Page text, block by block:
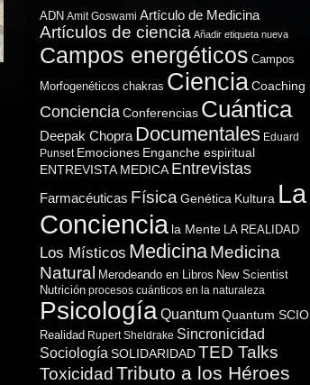
ADN Amit Goswami Artículo de Medicina
Artículos de ciencia Añadir etiqueta nueva
Campos energéticos Campos
Morfogenéticos chakras CienciaCoaching
ConcienciaConferencias Cuántica
Deepak Chopra Documentales Eduard
Punset Emociones Enganche espiritual
ENTREVISTA MEDICA Entrevistas
Farmacéuticas Física Genética Kultura La
Conciencia la Mente LA REALIDAD
Los Místicos MedicinaMedicina
Natural
Merodeando en Libros New Scientist
Nutrición procesos cuánticos en la naturaleza
PsicologíaQuantumQuantum SCIO
Realidad Rupert Sheldrake Sincronicidad
Sociología SOLIDARIDADTED Talks
ToxicidadTributo a los Héroes